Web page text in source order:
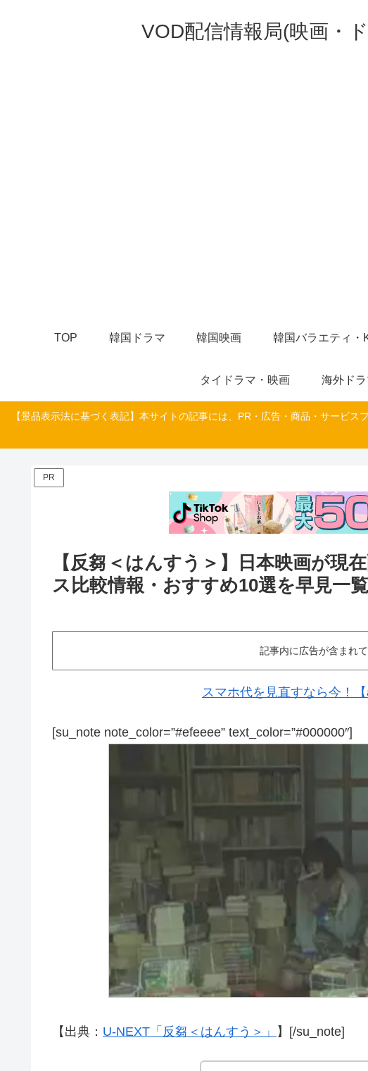
VOD配信情報局(映画・
TOP 韓国ドラマ 韓国映画 韓国バラエティ・
タイドラマ・映画 海外ド
【景品表示法に基づく表記】本サイトの記事には、PR・広告・商品・サービ
PR
【反芻＜はんすう＞】日本映画が現
ス比較情報・おすすめ10選を早見一
記事内に広告が含まれて
スマホ代を見直すなら今！【
[su_note note_color=”#efeeee” text_color=”#000000″]
【出典： U-NEXT「反芻＜はんすう＞」 】[/su_note]